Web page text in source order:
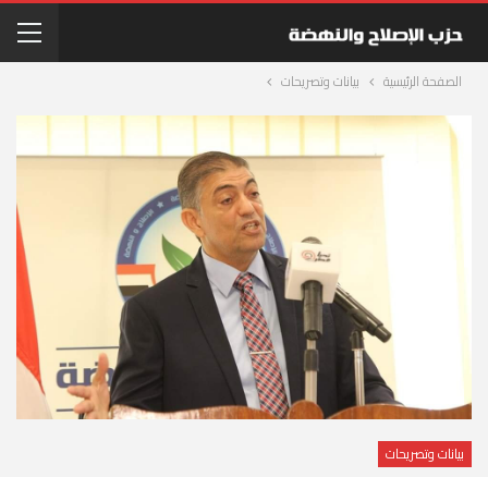
الصفحة الرئيسية بيانات وتصريحات
بيانات وتصريحات